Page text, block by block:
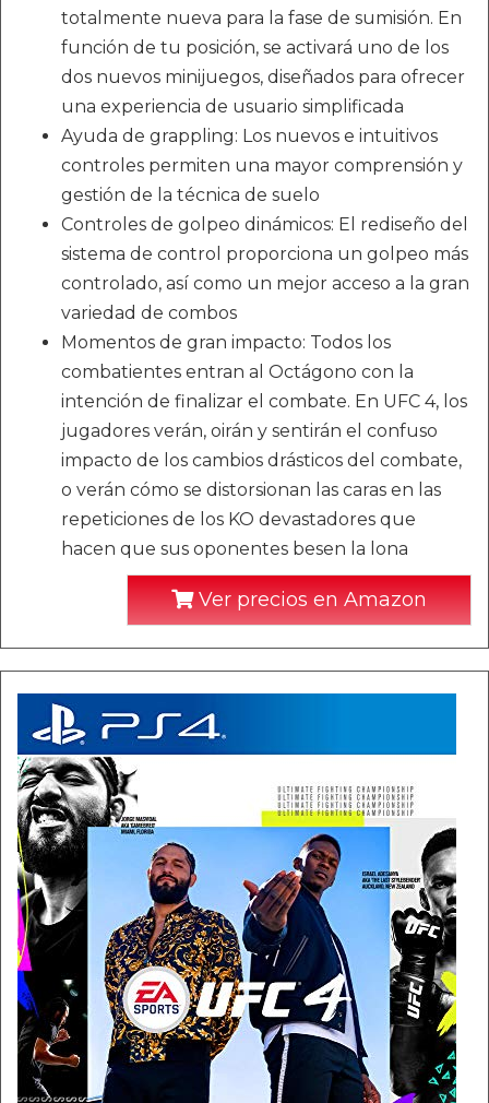
totalmente nueva para la fase de sumisión. En
función de tu posición, se activará uno de los
dos nuevos minijuegos, diseñados para ofrecer
una experiencia de usuario simplificada
Ayuda de grappling: Los nuevos e intuitivos
controles permiten una mayor comprensión y
gestión de la técnica de suelo
Controles de golpeo dinámicos: El rediseño del
sistema de control proporciona un golpeo más
controlado, así como un mejor acceso a la gran
variedad de combos
Momentos de gran impacto: Todos los
combatientes entran al Octágono con la
intención de finalizar el combate. En UFC 4, los
jugadores verán, oirán y sentirán el confuso
impacto de los cambios drásticos del combate,
o verán cómo se distorsionan las caras en las
repeticiones de los KO devastadores que
hacen que sus oponentes besen la lona
Ver precios en Amazon